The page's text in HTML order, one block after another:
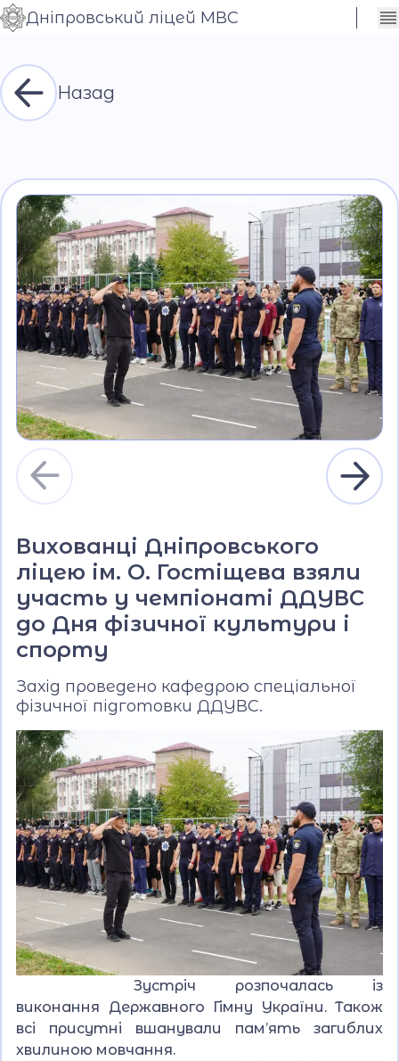
Контраст
Шрифт
Дніпровський ліцей МВС
Назад
Вихованці Дніпровського
ліцею ім. О. Гостіщева взяли
участь у чемпіонаті ДДУВС
до Дня фізичної культури і
спорту
Захід проведено кафедрою спеціальної
фізичної підготовки ДДУВС.
Зустріч розпочалась із
виконання Державного Гімну України. Також
всі присутні вшанували пам’ять загиблих
хвилиною мовчання.